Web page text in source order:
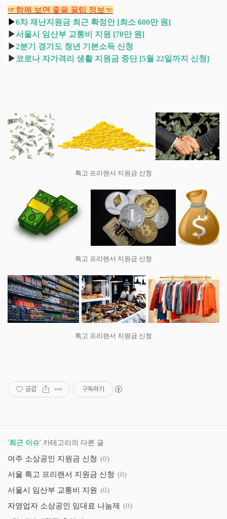
☞함께 보면 좋을 꿀팁 정보☜
▶6차 재난지원금 최근 확정안 [최소 600만 원]
▶서울시 임산부 교통비 지원 [70만 원]
▶2분기 경기도 청년 기본소득 신청
▶ 코로나 자가격리 생활 지원금 중단 [5월 22일까지 신청]
특고 프리랜서 지원금 신청
특고 프리랜서 지원금 신청
특고 프리랜서 지원금 신청
공감 구독하기
'최근 이슈' 카테고리의 다른 글
여주 소상공인 지원금 신청 (0)
서울 특고 프리랜서 지원금 신청 (0)
서울시 임산부 교통비 지원 (0)
자영업자 소상공인 임대료 나눔제
(0)